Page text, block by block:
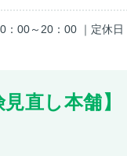
：00～20：00 ｜定休日
見直し本舗